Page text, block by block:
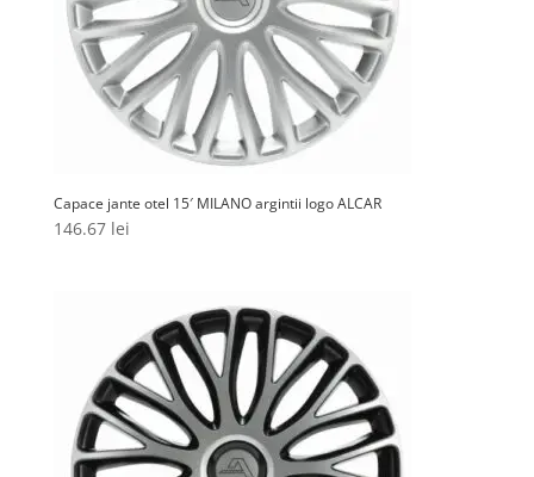
Capace jante otel 15′ MILANO argintii logo ALCAR
146.67 lei